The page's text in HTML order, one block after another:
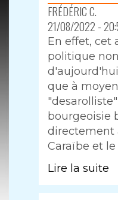
FRÉDÉRIC C.
21/08/2022 -
En effet, cet
politique
que à
bourgeoisie
directement
Caraïbe et
Lire la suite